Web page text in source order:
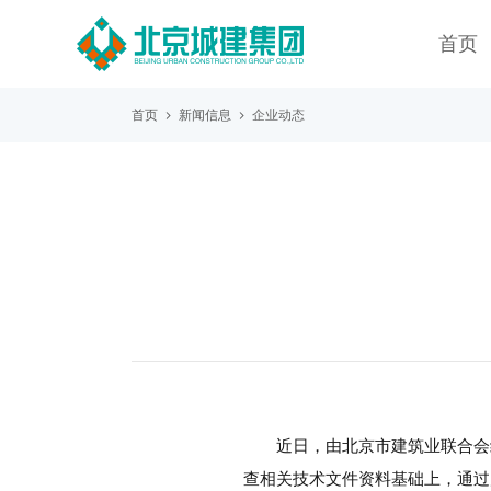
首页
首页 新闻信息 企业动态
近日，由北京市建筑业联合
查相关技术文件资料基础上，通